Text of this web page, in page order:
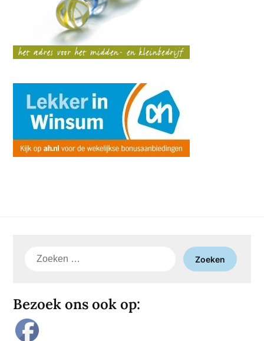
Zoeken
Bezoek ons ook op: